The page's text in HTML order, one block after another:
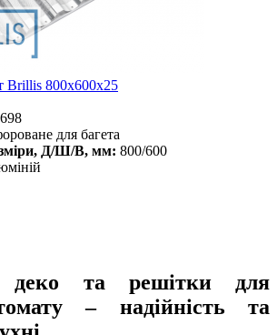
Brillis 800x600х25
для багета
Д/Ш/В, мм: 800/600
деко та решітки для
– надійність та